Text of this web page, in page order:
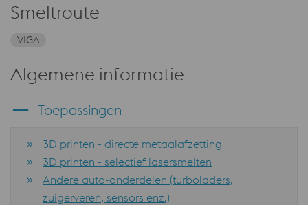
Smeltroute
VIGA
Algemene informatie
Toepassingen
3D printen - directe metaalafzetting
3D printen - selectief lasersmelten
Andere auto-onderdelen (turboladers,
zuigerveren, sensors enz.)